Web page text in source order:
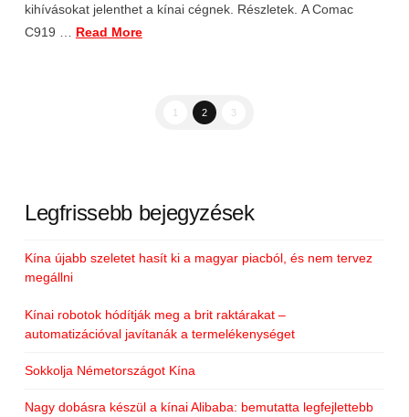
kihívásokat jelenthet a kínai cégnek. Részletek. A Comac
C919 … Read More
1 2 3
Legfrissebb bejegyzések
Kína újabb szeletet hasít ki a magyar piacból, és nem tervez
megállni
Kínai robotok hódítják meg a brit raktárakat –
automatizációval javítanák a termelékenységet
Sokkolja Németországot Kína
Nagy dobásra készül a kínai Alibaba: bemutatta legfejlettebb